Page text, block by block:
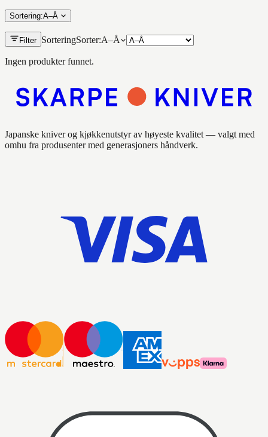
Sortering:A–Å
Filter SorteringSorter:A–Å
Ingen produkter funnet.
Japanske kniver og kjøkkenutstyr av høyeste kvalitet — valgt med
omhu fra produsenter med generasjoners håndverk.